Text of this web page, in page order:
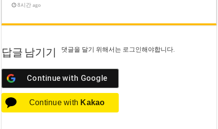
8시간 ago
답글 남기기 댓글을 달기 위해서는 로그인해야합니다.
Continue with Google
Continue with Kakao